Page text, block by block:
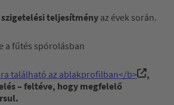
teljesítmény az évek során.
a fűtés spórolásban
található az ablakprofilban</b>
,
– feltéve, hogy megfelelő